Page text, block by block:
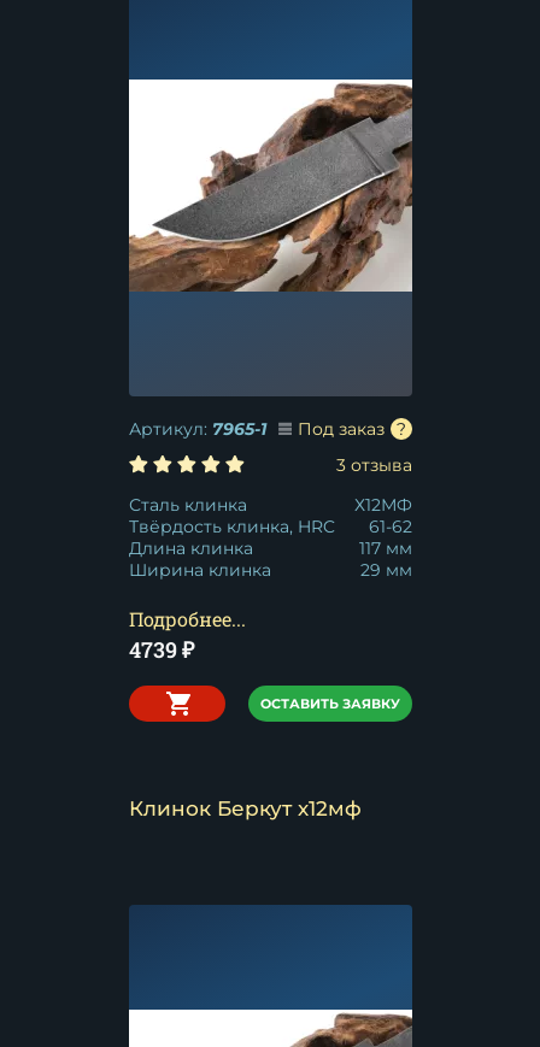
Артикул: 7965-1
Под заказ
3 отзыва
Сталь клинка
Х12МФ
Твёрдость клинка, HRC
61-62
Длина клинка
117 мм
Ширина клинка
29 мм
Подробнее...
4739₽
ОСТАВИТЬ ЗАЯВКУ
Клинок Беркут х12мф